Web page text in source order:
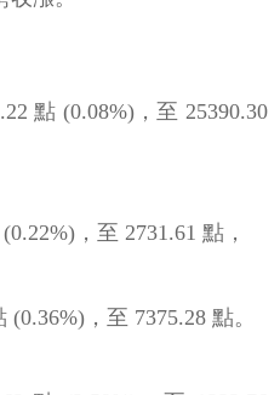
點 (0.08%)，至 25390.30
，至 2731.61 點，
，至 7375.28 點。